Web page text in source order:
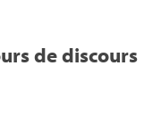
de discours